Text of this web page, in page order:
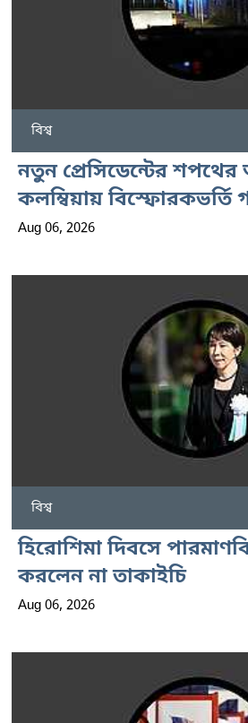
বিশ্ব
নতুন প্রেসিডেন্টের
কলম্বিয়ায় বিস্ফোরকভর্তি
Aug 06, 2026
বিশ্ব
হিরোশিমা দিবসে
করলেন না তাকাইচি
Aug 06, 2026